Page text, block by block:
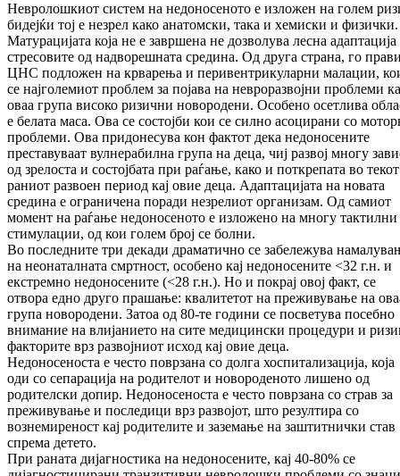
Невролошкиот систем на недоносеното е изложен на голем
бидејќи тој е незрел како анатомски, така и хемиски и физички.
Матурацијата која не е завршена не дозволува лесна адаптација
стресовите од надворешната средина. Од друга страна, го
ЦНС подложен на крварења и перивентрикуларни малации,
се најголемиот проблем за појава на невроразвојни проблеми
оваа група високо ризични новородени. Особено осетлива
е белата маса. Ова се состојби кои се силно асоцирани со
проблеми. Ова придонесува кон фактот дека недоносените
преставуваат вулнерабилна група на деца, чиј развој многу
од зрелоста и состојбата при раѓање, како и поткрепата во
раниот развоен период кај овие деца. Адаптацијата на новата
средина е ограничена поради незрелиот организам. Од самиот
момент на раѓање недоносеното е изложено на многу тактилни
стимулации, од кои голем број се болни.
Во последните три декади драматично се забележува
на неонаталната смртност, особено кај недоносените <32 г.н. и
екстремно недоносените (<28 г.н.). Но и покрај овој факт, се
отвора едно друго прашање: квалитетот на преживување на
група новородени. Затоа од 80-те години се посветува посебно
внимание на влијанието на сите медицински процедури и
факторите врз развојниот исход кај овие деца.
Недоносеноста е често поврзана со долга хоспитализација, која
оди со сепарација на родителот и новороденото лишено од
родителски допир. Недоносеноста е често поврзана со страв за
преживување и последици врз развојот, што резултира со
вознемиреност кај родителите и заземање на заштитнички став
спрема детето.
При раната дијагностика на недоносените, кај 40-80% се